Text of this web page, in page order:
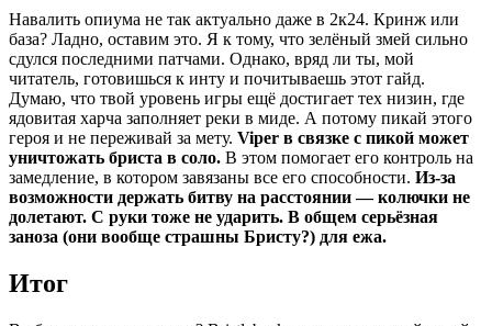
Навалить опиума не так актуально даже в 2к24. Кринж или
база? Ладно, оставим это. Я к тому, что зелёный змей сильно
сдулся последними патчами. Однако, вряд ли ты, мой
читатель, готовишься к инту и почитываешь этот гайд.
Думаю, что твой уровень игры ещё достигает тех низин, где
ядовитая харча заполняет реки в миде. А потому пикай этого
героя и не переживай за мету. Viper в связке с пикой может
уничтожать бриста в соло. В этом помогает его контроль на
замедление, в котором завязаны все его способности. Из-за
возможности держать битву на расстоянии — колючки не
долетают. С руки тоже не ударить. В общем серьёзная
заноза (они вообще страшны Бристу?) для ежа.
Итог